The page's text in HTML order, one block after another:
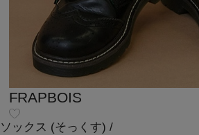
FRAPBOIS
ソックス (そっくす) /